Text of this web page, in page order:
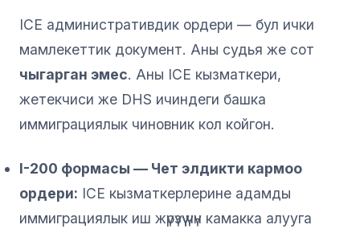
ICE административдик ордери — бул ички
мамлекеттик документ. Аны судья же сот
чыгарган эмес. Аны ICE кызматкери,
жетекчиси же DHS ичиндеги башка
иммиграциялык чиновник кол койгон.
I-200 формасы — Чет элдикти кармоо
ордери: ICE кызматкерлерине адамды
иммиграциялык иш жүрүзүү үчүн камакка алууга